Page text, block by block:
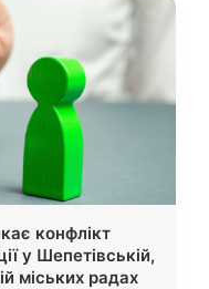
конфлікт
у Шепетівській,
міських радах